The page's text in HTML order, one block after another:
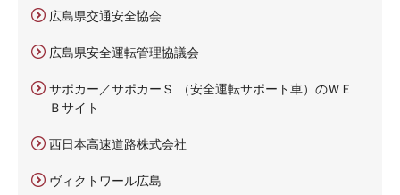
広島県交通安全協会
広島県安全運転管理協議会
サポカー／サポカーＳ （安全運転サポート車）のＷＥ
Ｂサイト
西日本高速道路株式会社
ヴィクトワール広島